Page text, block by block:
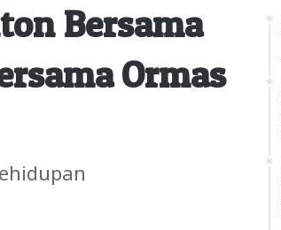
Bersama
Ormas